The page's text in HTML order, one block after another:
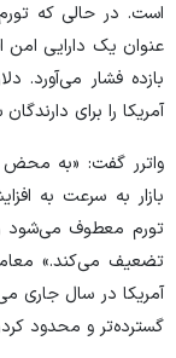
است. در حالی که
عنوان یک دارایی امن
بازده فشار می‌آورد.
آمریکا را برای
بازار به سرعت به
تورم معطوف می‌شود و
تضعیف می‌کند.»
آمریکا در سال جاری
گسترده‌تر و محدود